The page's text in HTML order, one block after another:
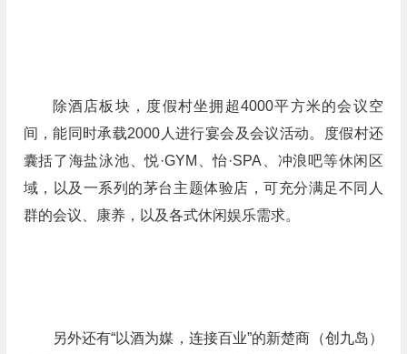
除酒店板块，度假村坐拥超4000平方米的会议空
间，能同时承载2000人进行宴会及会议活动。度假村还
囊括了海盐泳池、悦·GYM、怡·SPA、冲浪吧等休闲区
域，以及一系列的茅台主题体验店，可充分满足不同人
群的会议、康养，以及各式休闲娱乐需求。
另外还有“以酒为媒，连接百业”的新楚商（创九岛）